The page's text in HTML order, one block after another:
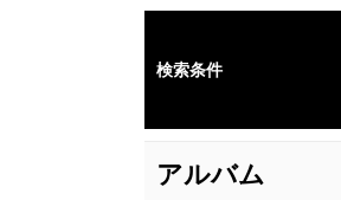
検索条件
アルバム